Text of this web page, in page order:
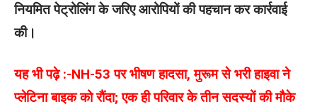
नियमित पेट्रोलिंग के जरिए आरोपियों की पहचान कर कार्रवाई
की।
यह भी पढ़े :-NH-53 पर भीषण हादसा, मुरूम से भरी हाइवा ने
प्लेटिना बाइक को रौंदा; एक ही परिवार के तीन सदस्यों की मौके